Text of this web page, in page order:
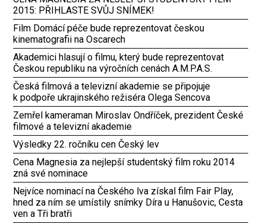
2015: PŘIHLASTE SVŮJ SNÍMEK!
Film Domácí péče bude reprezentovat českou
kinematografii na Oscarech
Akademici hlasují o filmu, který bude reprezentovat
Českou republiku na výročních cenách A.M.P.A.S.
Česká filmová a televizní akademie se připojuje
k podpoře ukrajinského režiséra Olega Sencova
Zemřel kameraman Miroslav Ondříček, prezident České
filmové a televizní akademie
Výsledky 22. ročníku cen Český lev
Cena Magnesia za nejlepší studentský film roku 2014
zná své nominace
Nejvíce nominací na Českého lva získal film Fair Play,
hned za ním se umístily snímky Díra u Hanušovic, Cesta
ven a Tři bratři